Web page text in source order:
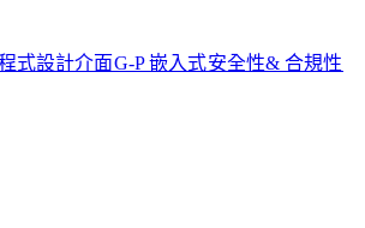
式設計介面​​G-P 嵌入式​​安全性& 合規性​​